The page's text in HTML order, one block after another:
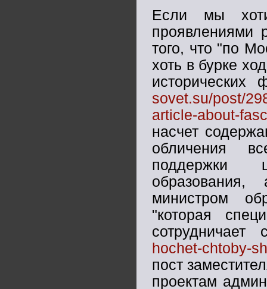
Если мы
проявлениями
того, что "по
хоть в бурке
исторических
sovet.su/post/
article-about-
насчет
обличения
поддержки
образования,
министром
"которая
hochet-chtoby-
пост
проектам